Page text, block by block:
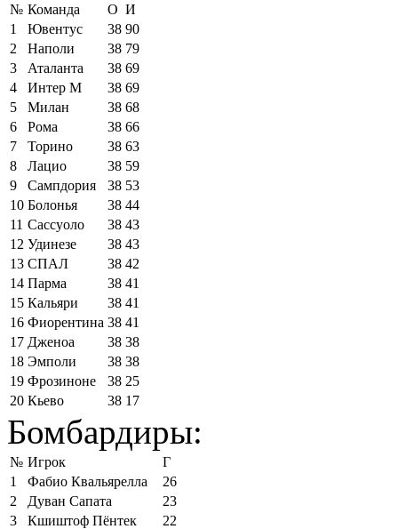
№ Команда О И
1
Ювентус 38 90
2
Наполи 38 79
3
Аталанта 38 69
4
Интер М 38 69
5
Милан 38 68
6
Рома 38 66
7
Торино 38 63
8
Лацио 38 59
9
Сампдория 38 53
10 Болонья 38 44
11 Сассуоло 38 43
12 Удинезе 38 43
13 СПАЛ 38 42
14 Парма 38 41
15 Кальяри 38 41
16 Фиорентина 38 41
17 Дженоа 38 38
18 Эмполи 38 38
19 Фрозиноне 38 25
20 Кьево 38 17
Бомбардиры:
№ Игрок
Г
1
Фабио Квальярелла
26
2
Дуван Сапата
23
3
Кшиштоф Пёнтек
22